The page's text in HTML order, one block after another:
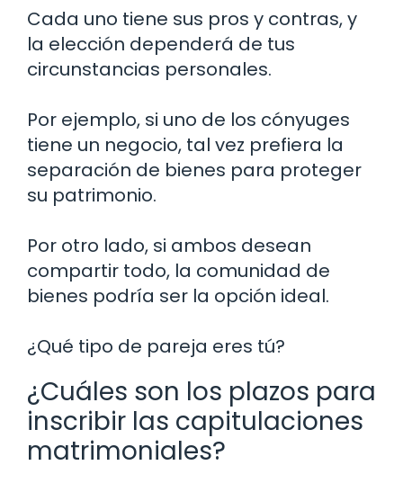
Cada uno tiene sus pros y contras, y
la elección dependerá de tus
circunstancias personales.
Por ejemplo, si uno de los cónyuges
tiene un negocio, tal vez prefiera la
separación de bienes para proteger
su patrimonio.
Por otro lado, si ambos desean
compartir todo, la comunidad de
bienes podría ser la opción ideal.
¿Qué tipo de pareja eres tú?
¿Cuáles son los plazos para
inscribir las capitulaciones
matrimoniales?